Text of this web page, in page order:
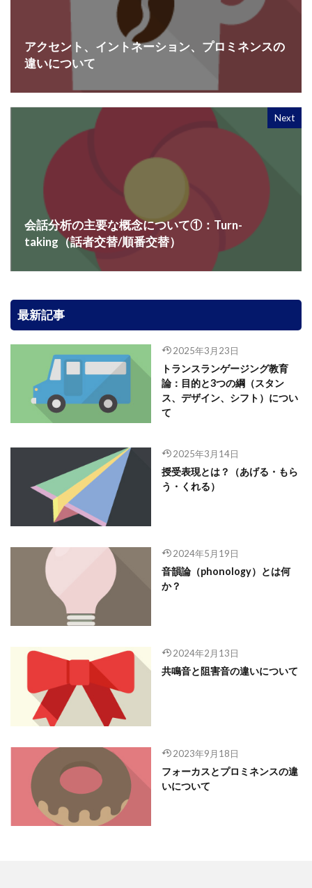
アクセント、イントネーション、プロミネンスの
違いについて
Next
会話分析の主要な概念について①：Turn-
taking（話者交替/順番交替）
最新記事
2025年3月23日
トランスランゲージング教育
論：目的と3つの綱（スタン
ス、デザイン、シフト）につい
て
2025年3月14日
授受表現とは？（あげる・もら
う・くれる）
2024年5月19日
音韻論（phonology）とは何
か？
2024年2月13日
共鳴音と阻害音の違いについて
2023年9月18日
フォーカスとプロミネンスの違
いについて